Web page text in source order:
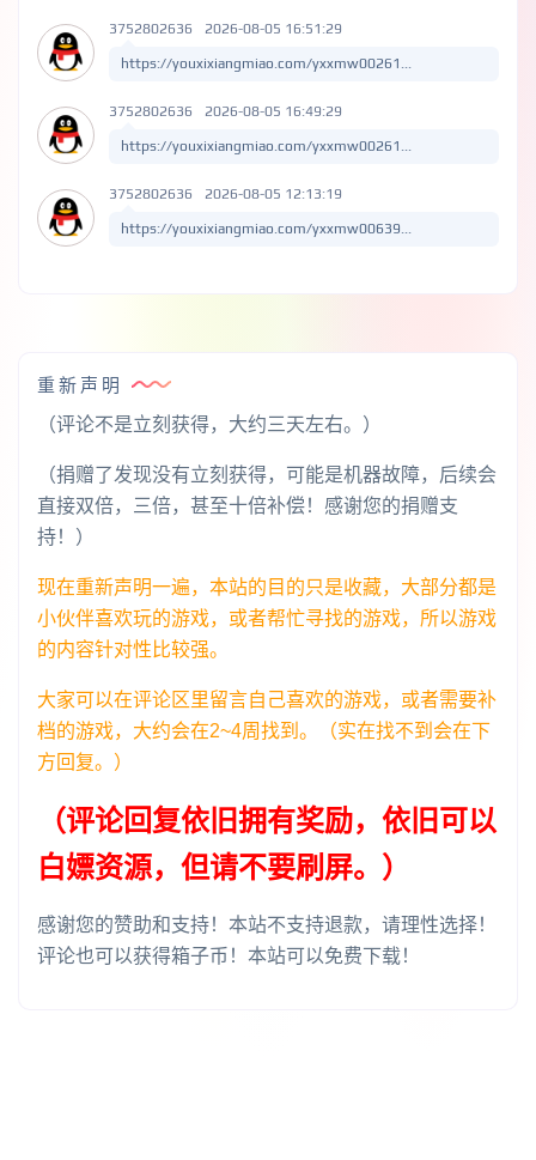
3752802636 2026-08-05 16:51:29
https://youxixiangmiao.com/yxxmw00261...
3752802636 2026-08-05 16:49:29
https://youxixiangmiao.com/yxxmw00261...
3752802636 2026-08-05 12:13:19
https://youxixiangmiao.com/yxxmw00639...
重新声明
（评论不是立刻获得，大约三天左右。）
（捐赠了发现没有立刻获得，可能是机器故障，后续会
直接双倍，三倍，甚至十倍补偿！感谢您的捐赠支
持！）
现在重新声明一遍，本站的目的只是收藏，大部分都是
小伙伴喜欢玩的游戏，或者帮忙寻找的游戏，所以游戏
的内容针对性比较强。
大家可以在评论区里留言自己喜欢的游戏，或者需要补
档的游戏，大约会在2~4周找到。（实在找不到会在下
方回复。）
（评论回复依旧拥有奖励，依旧可以
白嫖资源，但请不要刷屏。）
感谢您的赞助和支持！本站不支持退款，请理性选择！
评论也可以获得箱子币！本站可以免费下载！